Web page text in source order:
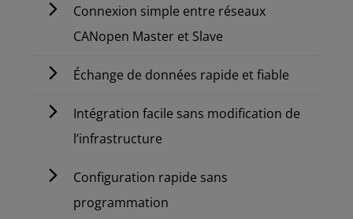
Connexion simple entre réseaux
CANopen Master et Slave
Échange de données rapide et fiable
Intégration facile sans modification de
l’infrastructure
Configuration rapide sans
programmation